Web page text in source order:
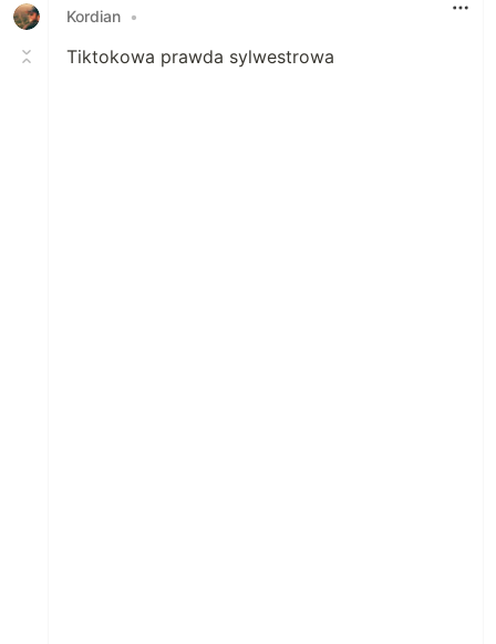
Kordian •
Tiktokowa prawda sylwestrowa